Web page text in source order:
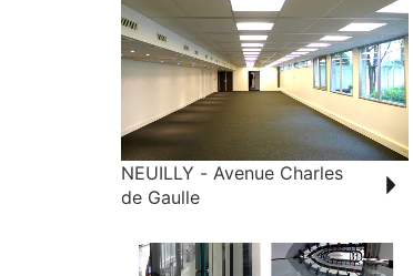
NEUILLY - Avenue Charles
de Gaulle